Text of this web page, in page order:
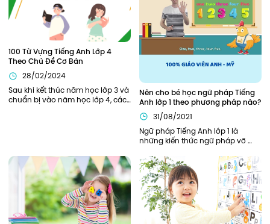
100 Từ Vựng Tiếng Anh Lớp 4
Theo Chủ Đề Cơ Bản
28/02/2024
Sau khi kết thúc năm học lớp 3 và
chuẩn bị vào năm học lớp 4, các
vựng tiếng Anh lớp 4 cũng đóng
vai trò quan trọng xuyên suốt
toàn bộ chương trình học tiếng
Anh lớp 4 của các bạn nhỏ.
Nên cho bé học ngữ pháp Tiếng
Anh lớp 1 theo phương pháp nào?
31/08/2021
Ngữ pháp Tiếng Anh lớp 1 là
những kiến thức ngữ pháp vỡ
chinh phục Tiếng Anh của bé. Vì
là nền tảng đầu tiên nên phần
kiến thức này cần được củng cố
chắc chắn. Vậy nên áp dụng
phương pháp nào để trẻ có thể
nắm chắc ngữ pháp Tiếng Anh
ngay từ khi học lớp 1?